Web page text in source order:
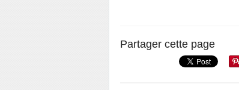
Partager cette page